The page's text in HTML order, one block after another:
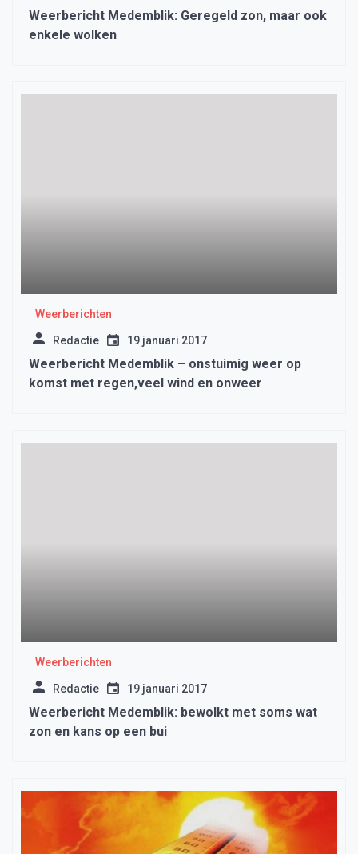
Weerbericht Medemblik: Geregeld zon, maar ook
enkele wolken
Weerberichten
Redactie 19 januari 2017
Weerbericht Medemblik – onstuimig weer op
komst met regen,veel wind en onweer
Weerberichten
Redactie 19 januari 2017
Weerbericht Medemblik: bewolkt met soms wat
zon en kans op een bui